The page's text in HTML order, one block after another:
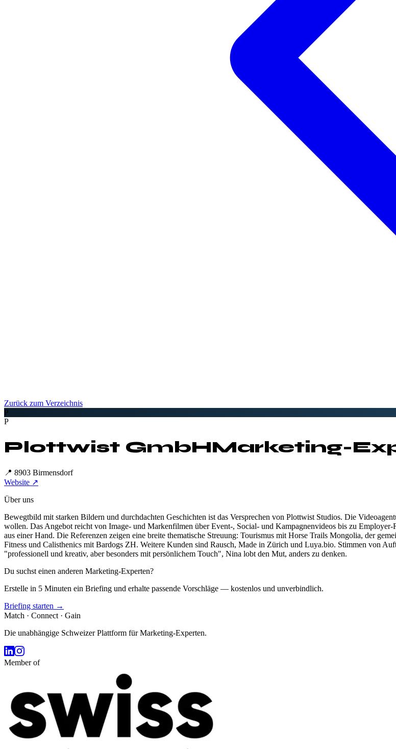
Zurück zum Verzeichnis
P
P
Plottwist GmbHMarketing-
📍 8903 Birmensdorf
Website ↗
Über uns
Bewegtbild mit starken Bildern und durchdachten Geschichten ist das Versprechen von Plottwist Studios. Die
wollen. Das Angebot reicht von Image- und Markenfilmen über Event-, Social- und Kampagnenvideos bis zu
aus einer Hand. Die Referenzen zeigen eine breite thematische Streuung: Tourismus mit Horse Trails Mongolia, der
Fitness und Calisthenics mit Bardogs ZH. Weitere Kunden sind Rausch, Made in Zürich und Luya.bio. Stimmen von
"professionell und kreativ, aber besonders mit persönlichem Touch", Nina lobt den Mut, anders zu denken.
Du suchst einen anderen Marketing-Experten?
Erstelle in 5 Minuten ein Briefing und erhalte passende Vorschläge — kostenlos und unverbindlich.
Briefing starten →
Match · Connect · Gain
Die unabhängige Schweizer Plattform für Marketing-Experten.
Member of